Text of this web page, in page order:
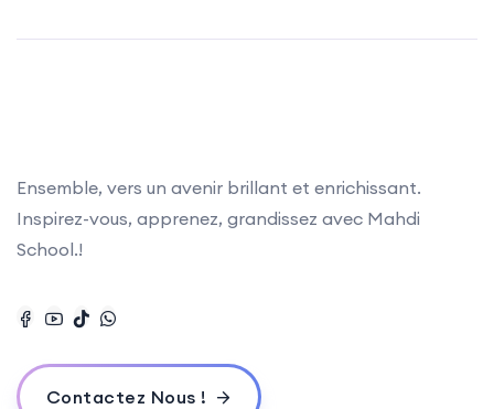
Ensemble, vers un avenir brillant et enrichissant.
Inspirez-vous, apprenez, grandissez avec Mahdi
School.!
Contactez Nous !